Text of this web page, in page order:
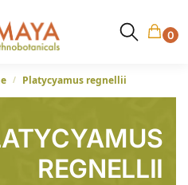
0
/ Platycyamus regnellii
REGNELLII